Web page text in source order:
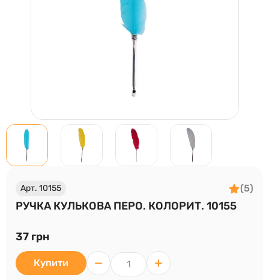
Арт. 10155 (5)
РУЧКА КУЛЬКОВА ПЕРО. КОЛОРИТ. 10155
37 грн
Купити